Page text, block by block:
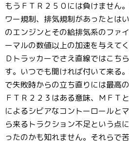
もうＦＴＲ２５０には負けません
ワー規制、排気規制があったとは
のエンジンとその給排気系のファ
ーマルの数値以上の加速を与えて
Ｄトラッカーでさえ直線ではこち
す。いつでも開ければ付いて来る
で失敗時からの立ち直りには最高
ＦＴＲ２２３はある意味、ＭＦＴ
によるシビアなコントーロールと
ら来るトラクション不足という点
ったのかも知れません。それらで